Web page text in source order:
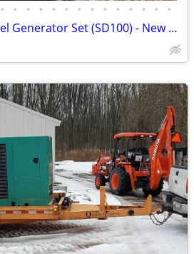
• • • • • • • • • • • • • •
Generac 100 KW Diesel Generator Set (SD100) - New Surplus